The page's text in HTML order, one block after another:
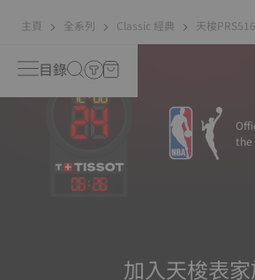
主頁 全系列 Classic 經典 天梭
目錄
06:26
the
加入天梭表